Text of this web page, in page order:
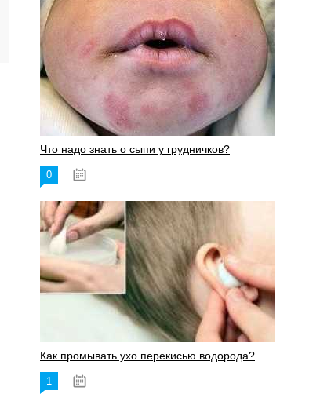
Что надо знать о сыпи у грудничков?
0
Как промывать ухо перекисью водорода?
1